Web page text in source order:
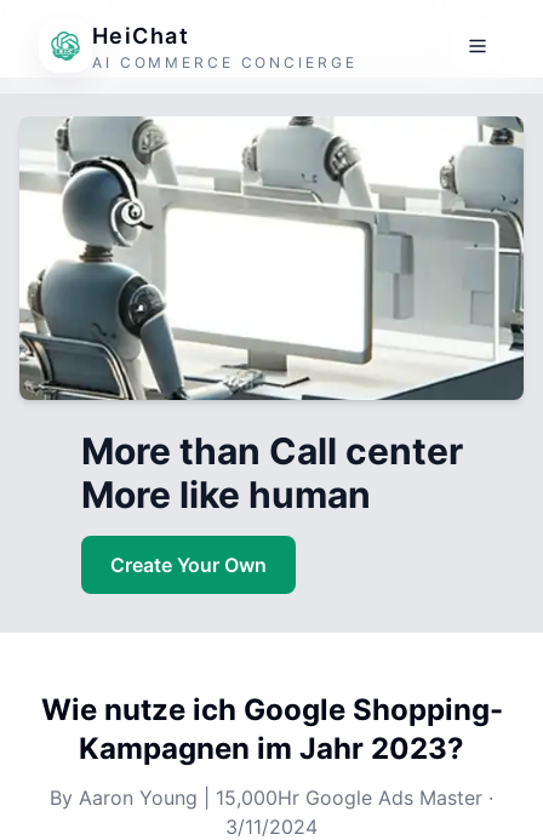
HeiChat
AI COMMERCE CONCIERGE
More than Call center
More like human
Create Your Own
Wie nutze ich Google Shopping-
Kampagnen im Jahr 2023?
By Aaron Young | 15,000Hr Google Ads Master ·
3/11/2024